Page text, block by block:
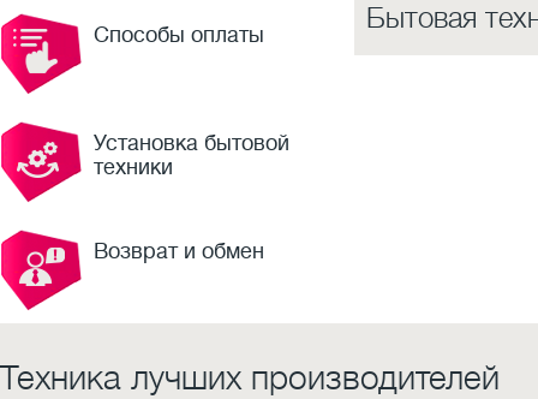
Бытовая
Способы оплаты
Установка бытовой
техники
Возврат и обмен
Техника лучших производителей